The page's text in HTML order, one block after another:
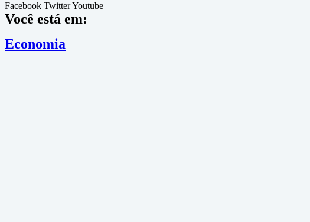
Facebook TwitterYoutube
Você está em:
Economia